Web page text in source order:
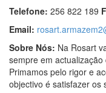
Telefone: 256 822 189
Email:
Sobre Nós: Na Rosart
sempre em
Primamos pelo rigor e
objectivo é satisfazer os